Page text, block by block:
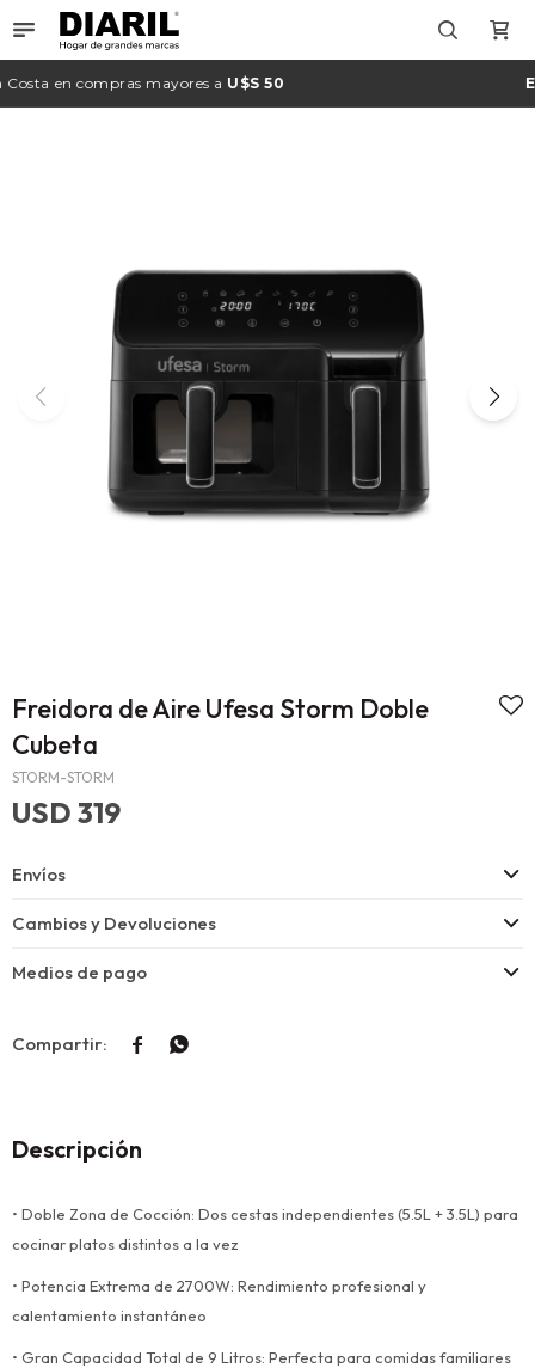

en compras mayores aU$S 50
Freidora de Aire Ufesa Storm Doble
Cubeta
STORM-STORM
USD 319
Envíos
Cambios y Devoluciones
Medios de pago
 
Descripción
• Doble Zona de Cocción: Dos cestas independientes (5.5L + 3.5L) para
cocinar platos distintos a la vez
• Potencia Extrema de 2700W: Rendimiento profesional y
calentamiento instantáneo
• Gran Capacidad Total de 9 Litros: Perfecta para comidas familiares